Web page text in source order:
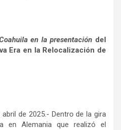
en la presentación del
Era en la Relocalización de
abril de 2025.- Dentro de la gira
en Alemania que realizó el